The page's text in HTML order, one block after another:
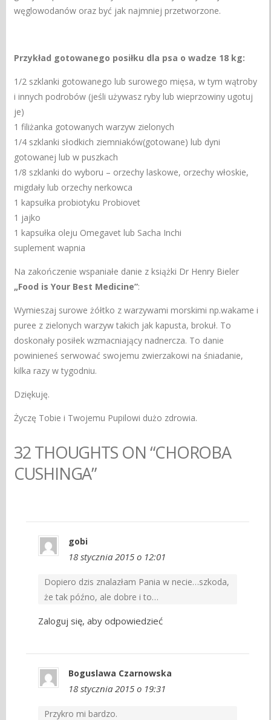
węglowodanów oraz być jak najmniej przetworzone.
Przykład gotowanego posiłku dla psa o wadze 18 kg:
1/2 szklanki gotowanego lub surowego mięsa, w tym wątroby
i innych podrobów (jeśli używasz ryby lub wieprzowiny ugotuj
je)
1 filiżanka gotowanych warzyw zielonych
1/4 szklanki słodkich ziemniaków(gotowane) lub dyni
gotowanej lub w puszkach
1/8 szklanki do wyboru – orzechy laskowe, orzechy włoskie,
migdały lub orzechy nerkowca
1 kapsułka probiotyku Probiovet
1 jajko
1 kapsułka oleju Omegavet lub Sacha Inchi
suplement wapnia
Na zakończenie wspaniałe danie z książki Dr Henry Bieler
„Food is Your Best Medicine”:
Wymieszaj surowe żółtko z warzywami morskimi np.wakame i
puree z zielonych warzyw takich jak kapusta, brokuł. To
doskonały posiłek wzmacniający nadnercza. To danie
powinieneś serwować swojemu zwierzakowi na śniadanie,
kilka razy w tygodniu.
Dziękuję.
Życzę Tobie i Twojemu Pupilowi dużo zdrowia.
32 THOUGHTS ON “CHOROBA
CUSHINGA”
gobi
18 stycznia 2015 o 12:01
Dopiero dzis znalazłam Pania w necie…szkoda,
że tak późno, ale dobre i to…
Zaloguj się, aby odpowiedzieć
Boguslawa Czarnowska
18 stycznia 2015 o 19:31
Przykro mi bardzo.